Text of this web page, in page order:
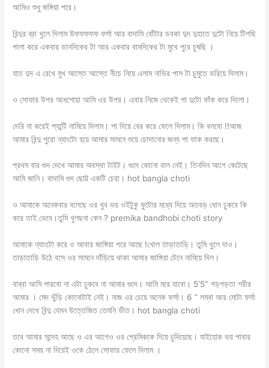
আমিও শুধু জঙ্গিয়া পরে।
বিন্দুর ব্রা খুলে দিলাম উফফফফফ ফর্সা আর বাদামি বোঁটার ডবকা দুদ দুহাতে দুটো নিয়ে টিপছি
পালা করে একবার ডানদিকের টা আর একবার বামদিকের টা মুখে পুরে চুষছি ।
হাত দুদ এ রেখে মুখ আস্তে আস্তে নীচে নিয়ে এলাম নাভির পাস টা চুমুতে ভরিয়ে দিলাম।
ও সোফার উপর আধশোয়া আমি ওর উপর। এবার নিজে থেকেই পা দুটো ফাঁক করে দিলো।
দেরি না করেই প্যান্টি নামিয়ে দিলাম। পা দিয়ে বের করে ফেলে দিলাম। কি বলবো !!আজ
আমার বিন্দু পুরো ন্যাংটো হয়ে আমার সামনে শুয়ে চোদানোর জন্য পা ফাক করছে।
প্রথম বার গুদ দেখে আমার অবস্থা টাইট। গুদে কোনো বাল নেই। তিনদিন আগে কেটেছে
আমি জানি। বাদামি গুদ ছোট্ট একটি চেরা। hot bangla choti
ও আমাকে অনেকবার বলেছে ওর খুব ভয় ওইটুকু ফুটোর মধ্যে দিয়ে অতবড় ধোন ঢুকবে কি
করে তাই ভেবে।তুমি খুলছনা কেন ? premika bandhobi choti story
আমাকে ন্যাংটো করে ও আবার জাঙ্গিয়া পরে আছে !খোল তাড়াতাড়ি। তুমি খুলে দাও।
তাড়াতাড়ি উঠে বসে ওর সামনে দাঁড়িয়ে থাকা আমার জাঙ্গিয়া টেনে নামিয়ে দিল।
বাব্বা আমি পারবো না এটা ঢুকবে না আমার গুদে। আমি মরে যাবো। 5’5″ গড়পড়তা শরীর
আমার । মেদ ভুঁড়ি কোনোটাই নেই। নাজ এর চেয়ে অনেক ফর্সা। 6 ” লম্বা আর মোটা ফর্সা
ধোন দেখে বিন্দু যেমন উত্তেজিত তেমনি ভীত। hot bangla choti
তবে আমার সন্দেহ আছে ও এর আগেও ওর প্রেমিককে দিয়ে চুদিয়েছে। যাইহোক ভয় পাবার
কোনো সময় না দিয়েই ওকে ঠেলে সোফায় ফেলে দিলাম ।